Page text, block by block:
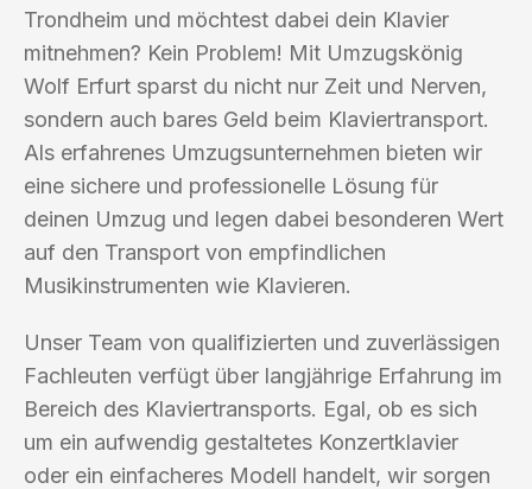
Trondheim und möchtest dabei dein Klavier
mitnehmen? Kein Problem! Mit Umzugskönig
Wolf Erfurt sparst du nicht nur Zeit und Nerven,
sondern auch bares Geld beim Klaviertransport.
Als erfahrenes Umzugsunternehmen bieten wir
eine sichere und professionelle Lösung für
deinen Umzug und legen dabei besonderen Wert
auf den Transport von empfindlichen
Musikinstrumenten wie Klavieren.
Unser Team von qualifizierten und zuverlässigen
Fachleuten verfügt über langjährige Erfahrung im
Bereich des Klaviertransports. Egal, ob es sich
um ein aufwendig gestaltetes Konzertklavier
oder ein einfacheres Modell handelt, wir sorgen